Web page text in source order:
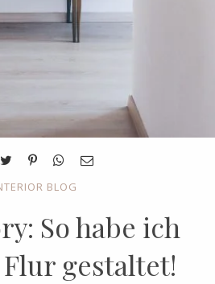
BLOG
So habe ich
gestaltet!